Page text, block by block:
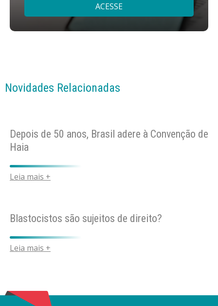
ACESSE
Novidades Relacionadas
Depois de 50 anos, Brasil adere à Convenção de
Haia
Leia mais +
Blastocistos são sujeitos de direito?
Leia mais +